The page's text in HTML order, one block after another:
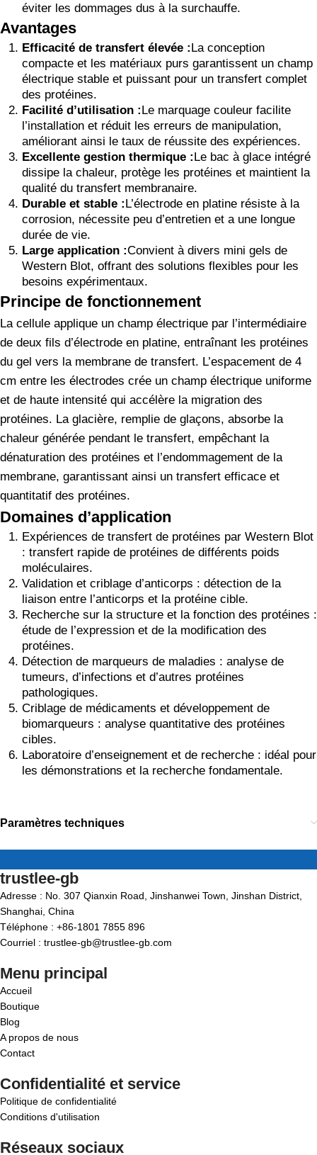
éviter les dommages dus à la surchauffe.
Avantages
Efficacité de transfert élevée :La conception
compacte et les matériaux purs garantissent un champ
électrique stable et puissant pour un transfert complet
des protéines.
Facilité d’utilisation :Le marquage couleur facilite
l’installation et réduit les erreurs de manipulation,
améliorant ainsi le taux de réussite des expériences.
Excellente gestion thermique :Le bac à glace intégré
dissipe la chaleur, protège les protéines et maintient la
qualité du transfert membranaire.
Durable et stable :L’électrode en platine résiste à la
corrosion, nécessite peu d’entretien et a une longue
durée de vie.
Large application :Convient à divers mini gels de
Western Blot, offrant des solutions flexibles pour les
besoins expérimentaux.
Principe de fonctionnement
La cellule applique un champ électrique par l’intermédiaire
de deux fils d’électrode en platine, entraînant les protéines
du gel vers la membrane de transfert. L’espacement de 4
cm entre les électrodes crée un champ électrique uniforme
et de haute intensité qui accélère la migration des
protéines. La glacière, remplie de glaçons, absorbe la
chaleur générée pendant le transfert, empêchant la
dénaturation des protéines et l’endommagement de la
membrane, garantissant ainsi un transfert efficace et
quantitatif des protéines.
Domaines d’application
Expériences de transfert de protéines par Western Blot
: transfert rapide de protéines de différents poids
moléculaires.
Validation et criblage d’anticorps : détection de la
liaison entre l’anticorps et la protéine cible.
Recherche sur la structure et la fonction des protéines :
étude de l’expression et de la modification des
protéines.
Détection de marqueurs de maladies : analyse de
tumeurs, d’infections et d’autres protéines
pathologiques.
Criblage de médicaments et développement de
biomarqueurs : analyse quantitative des protéines
cibles.
Laboratoire d’enseignement et de recherche : idéal pour
les démonstrations et la recherche fondamentale.
Paramètres techniques
trustlee-gb
Adresse : No. 307 Qianxin Road, Jinshanwei Town, Jinshan District,
Shanghai, China
Téléphone : +86-1801 7855 896
Courriel : trustlee-gb@trustlee-gb.com
Menu principal
Accueil
Boutique
Blog
A propos de nous
Contact
Confidentialité et service
Politique de confidentialité
Conditions d'utilisation
Réseaux sociaux